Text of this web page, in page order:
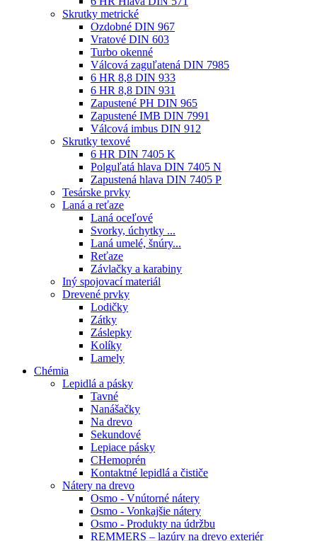
Skrutky metrické
Ozdobné DIN 967
Vratové DIN 603
Turbo okenné
Válcová zaguľatená DIN 7985
6 HR 8,8 DIN 933
6 HR 8,8 DIN 931
Zapustené PH DIN 965
Zapustené IMB DIN 7991
Válcová imbus DIN 912
Skrutky texové
6 HR DIN 7405 K
Polguľatá hlava DIN 7405 N
Zapustená hlava DIN 7405 P
Tesárske prvky
Laná a reťaze
Laná oceľové
Svorky, úchytky ...
Laná umelé, šnúry...
Reťaze
Závlačky a karabiny
Iný spojovací materiál
Drevené prvky
Lodičky
Zátky
Záslepky
Kolíky
Lamely
Chémia
Lepidlá a pásky
Tavné
Nanášačky
Na drevo
Sekundové
Lepiace pásky
CHemoprén
Kontaktné lepidlá a čističe
Nátery na drevo
Osmo - Vnútorné nátery
Osmo - Vonkajšie nátery
Osmo - Produkty na údržbu
REMMERS – lazúry na drevo exteriér